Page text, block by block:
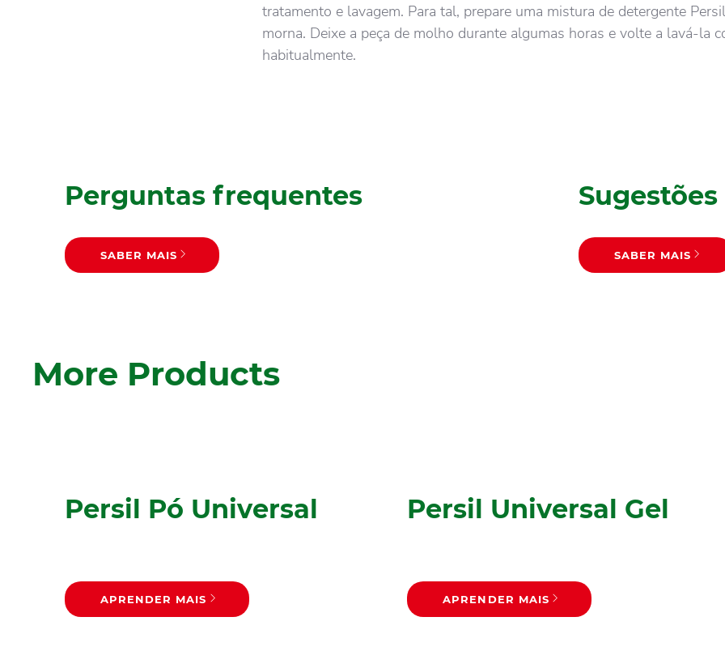
tratamento e lavagem. Para tal, prepare uma mistura de detergente
morna. Deixe a peça de molho durante algumas horas e volte a lavá-la
habitualmente.
Perguntas frequentes
SABER MAIS SABER MAIS
More Products
Persil Pó Universal
APRENDER MAIS
Persil Universal Gel
APRENDER MAIS